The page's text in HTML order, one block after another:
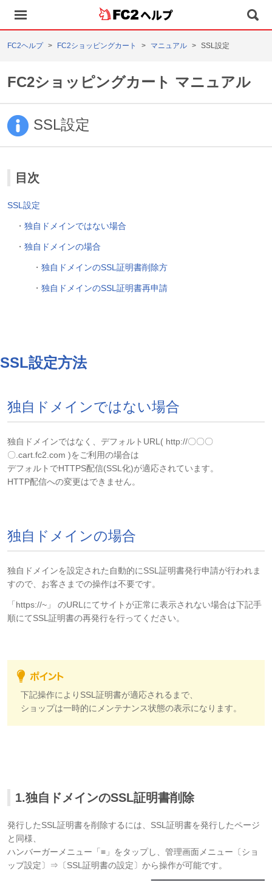
ヘルプ
FC2ヘルプ FC2ショッピングカート マニュアル SSL設定
FC2ショッピングカート マニュアル
SSL設定
目次
SSL設定
・ 独自ドメインではない場合
・ 独自ドメインの場合
・ 独自ドメインのSSL証明書削除方
・ 独自ドメインのSSL証明書再申請
SSL設定方法
独自ドメインではない場合
独自ドメインではなく、デフォルトURL( http://〇〇〇
〇. cart.fc2.com )をご利用の場合は
デフォルトでHTTPS配信(SSL化)が適応されています。
HTTP配信への変更はできません。
独自ドメインの場合
独自ドメインを設定された自動的にSSL証明書発行申請が行われま
すので、お客さまでの操作は不要です。
「https://~」 のURLにてサイトが正常に表示されない場合は下記手
順にてSSL証明書の再発行を行ってください。
下記操作によりSSL証明書が適応されるまで、
ショップは一時的にメンテナンス状態の表示になります。
1.独自ドメインのSSL証明書削除
発行したSSL証明書を削除するには、SSL証明書を発行したページ
と同様、
ハンバーガーメニュー「≡」をタップし、 管理画面メニュー〔ショ
ップ設定〕⇒〔SSL証明書の設定〕から操作が可能です。